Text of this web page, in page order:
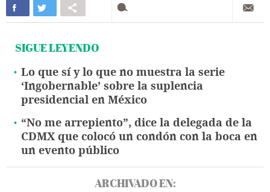
SIGUE LEYENDO
Lo que sí y lo que no muestra la serie
‘Ingobernable’ sobre la suplencia
presidencial en México
“No me arrepiento”, dice la delegada de la
CDMX que colocó un condón con la boca en
un evento público
ARCHIVADO EN: